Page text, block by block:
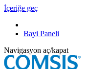
İçeriğe geç
Bayi Paneli
Navigasyon aç/kapat